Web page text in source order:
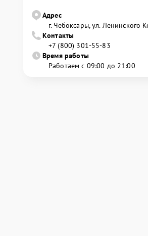
Адрес
г. Чебоксары, ул. Ленинского
Контакты
+7 (800) 301-55-83
Время работы
Работаем с 09:00 до 21:00